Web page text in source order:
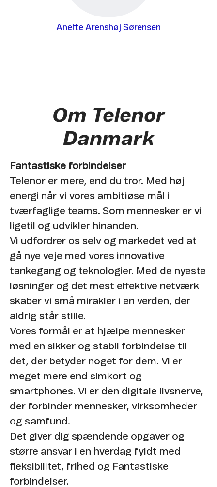
Anette Arenshøj Sørensen
Om Telenor
Danmark
Fantastiske forbindelser
Telenor er mere, end du tror. Med høj
energi når vi vores ambitiøse mål i
tværfaglige teams. Som mennesker er vi
ligetil og udvikler hinanden.​
Vi udfordrer os selv og markedet ved at
gå nye veje med vores innovative
tankegang og teknologier. Med de nyeste
løsninger og det mest effektive netværk
skaber vi små mirakler i en verden, der
aldrig står stille. ​
Vores formål er at hjælpe mennesker
med en sikker og stabil forbindelse til
det, der betyder noget for dem. Vi er
meget mere end simkort og
smartphones. Vi er den digitale livsnerve,
der forbinder mennesker, virksomheder
og samfund. ​
Det giver dig spændende opgaver og
større ansvar i en hverdag fyldt med
fleksibilitet, frihed og Fantastiske
forbindelser.